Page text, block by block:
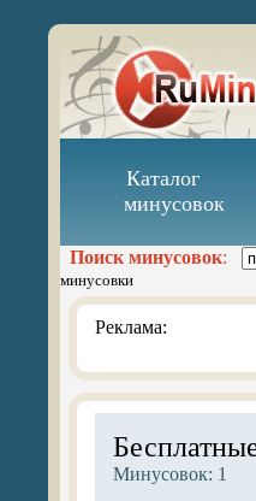
Каталог
минусовок
Поиск минусовок:
минусовки
Реклама:
Минусовок: 1